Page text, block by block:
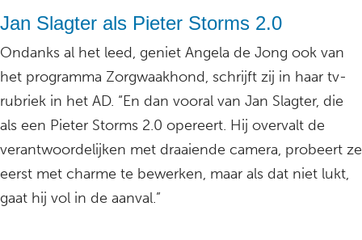
Jan Slagter als Pieter Storms 2.0
Ondanks al het leed, geniet Angela de Jong ook van
het programma Zorgwaakhond, schrijft zij in haar tv-
rubriek in het AD. “En dan vooral van Jan Slagter, die
als een Pieter Storms 2.0 opereert. Hij overvalt de
verantwoordelijken met draaiende camera, probeert ze
eerst met charme te bewerken, maar als dat niet lukt,
gaat hij vol in de aanval.”